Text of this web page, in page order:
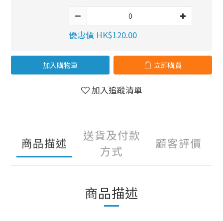
優惠價 HK$120.00
加入購物車 立即購買
加入追蹤清單
商品描述
送貨及付款
方式
顧客評價
商品描述